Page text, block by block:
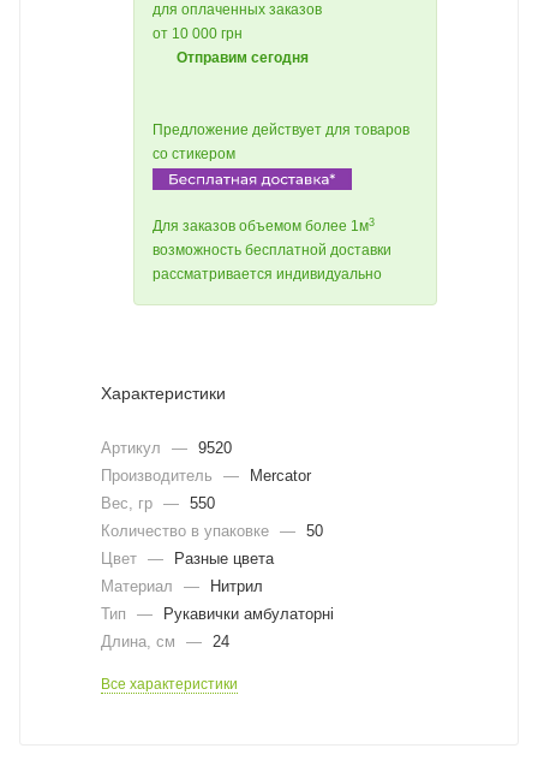
для оплаченных заказов
от 10 000 грн
Отправим сегодня
Предложение действует для товаров
со стикером
Для заказов объемом более 1м3
возможность бесплатной доставки
рассматривается индивидуально
Характеристики
Артикул — 9520
Производитель
—
Mercator
Вес, гр — 550
Количество в упаковке — 50
Цвет —
Разные цвета
Материал
—
Нитрил
Тип
—
Рукавички амбулаторні
Длина, cм
— 24
Все характеристики